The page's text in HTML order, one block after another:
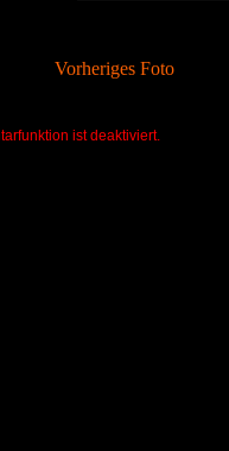
Vorheriges Foto
ist deaktiviert.